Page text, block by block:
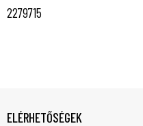
2279715
ELÉRHETŐSÉGEK